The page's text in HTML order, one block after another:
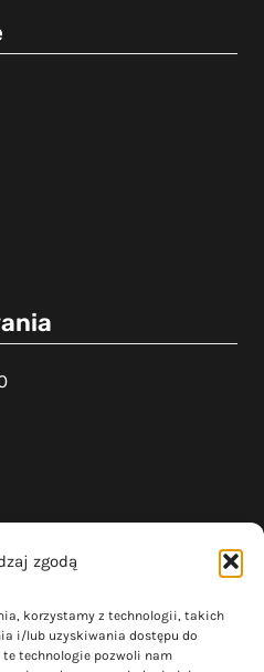
zgodą
korzystamy z technologii, takich
i/lub uzyskiwania dostępu do
technologie pozwoli nam